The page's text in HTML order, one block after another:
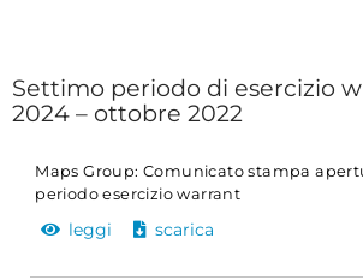
Settimo periodo di esercizio
2024 – ottobre 2022
Maps Group: Comunicato stampa
periodo esercizio warrant
leggi scarica